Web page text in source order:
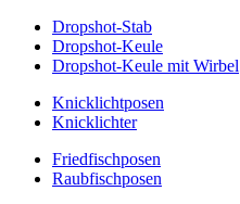
Dropshot-Stab
Dropshot-Keule
Dropshot-Keule mit Wirbel
Knicklichtposen
Knicklichter
Friedfischposen
Raubfischposen